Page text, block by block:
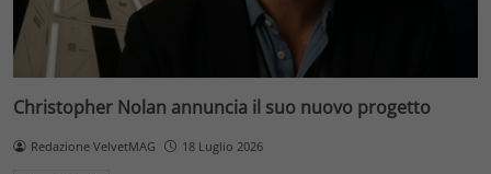
Christopher Nolan annuncia il suo nuovo progetto
Redazione VelvetMAG 18 Luglio 2026